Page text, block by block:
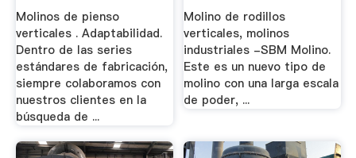
Molinos de pienso
verticales . Adaptabilidad.
Dentro de las series
estándares de fabricación,
siempre colaboramos con
nuestros clientes en la
búsqueda de ...
Molino de rodillos
verticales, molinos
industriales -SBM Molino.
Este es un nuevo tipo de
molino con una larga escala
de poder, ...